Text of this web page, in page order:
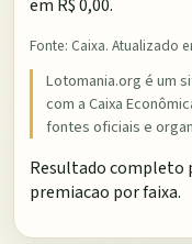
em R$ 0,00.
Fonte: Caixa. Atualizado
Lotomania.org é um
com a Caixa
fontes oficiais e
Resultado completo
premiacao por faixa.